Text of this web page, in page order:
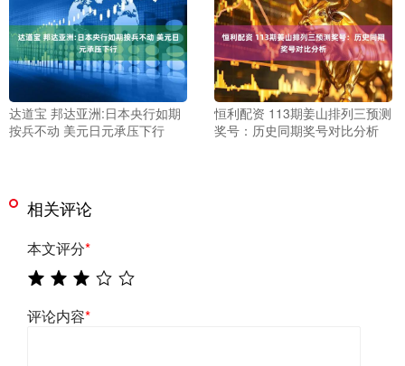
达道宝 邦达亚洲:日本央行如期
按兵不动 美元日元承压下行
恒利配资 113期姜山排列三预测
奖号：历史同期奖号对比分析
相关评论
本文评分*
评论内容*